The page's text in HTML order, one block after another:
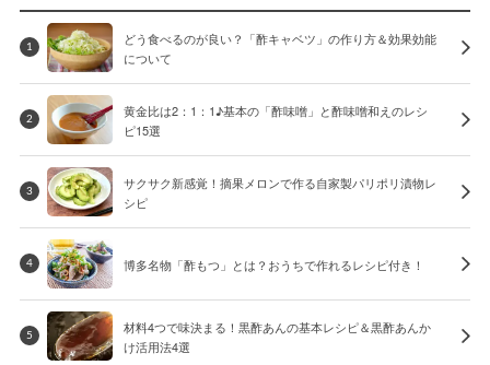
1
どう食べるのが良い？「酢キャベツ」の作り方＆効果効能
について
2
黄金比は2：1：1♪基本の「酢味噌」と酢味噌和えのレシ
ピ15選
3
サクサク新感覚！摘果メロンで作る自家製パリポリ漬物レ
シピ
4 博多名物「酢もつ」とは？おうちで作れるレシピ付き！
5
材料4つで味決まる！黒酢あんの基本レシピ＆黒酢あんか
け活用法4選